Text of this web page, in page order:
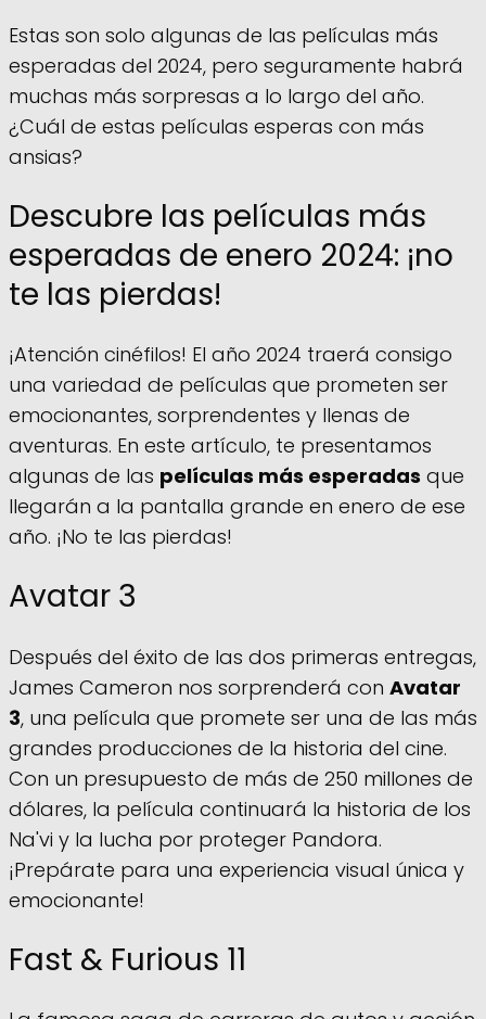
Estas son solo algunas de las películas más
esperadas del 2024, pero seguramente habrá
muchas más sorpresas a lo largo del año.
¿Cuál de estas películas esperas con más
ansias?
Descubre las películas más
esperadas de enero 2024: ¡no
te las pierdas!
¡Atención cinéfilos! El año 2024 traerá consigo
una variedad de películas que prometen ser
emocionantes, sorprendentes y llenas de
aventuras. En este artículo, te presentamos
algunas de las películas más esperadas que
llegarán a la pantalla grande en enero de ese
año. ¡No te las pierdas!
Avatar 3
Después del éxito de las dos primeras entregas,
James Cameron nos sorprenderá con Avatar
3, una película que promete ser una de las más
grandes producciones de la historia del cine.
Con un presupuesto de más de 250 millones de
dólares, la película continuará la historia de los
Na'vi y la lucha por proteger Pandora.
¡Prepárate para una experiencia visual única y
emocionante!
Fast & Furious 11